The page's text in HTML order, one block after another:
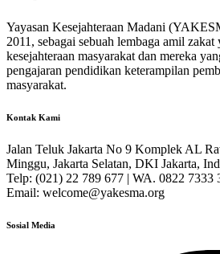
Yayasan Kesejahteraan Madani
2011, sebagai sebuah lembaga amil
kesejahteraan masyarakat dan mereka
pengajaran pendidikan keterampilan
masyarakat.
Kontak Kami
Jalan Teluk Jakarta No 9 Komplek AL
Minggu, Jakarta Selatan, DKI Jakarta,
Telp: (021) 22 789 677 | WA. 0822 7333
Email: welcome@yakesma.org
Sosial Media